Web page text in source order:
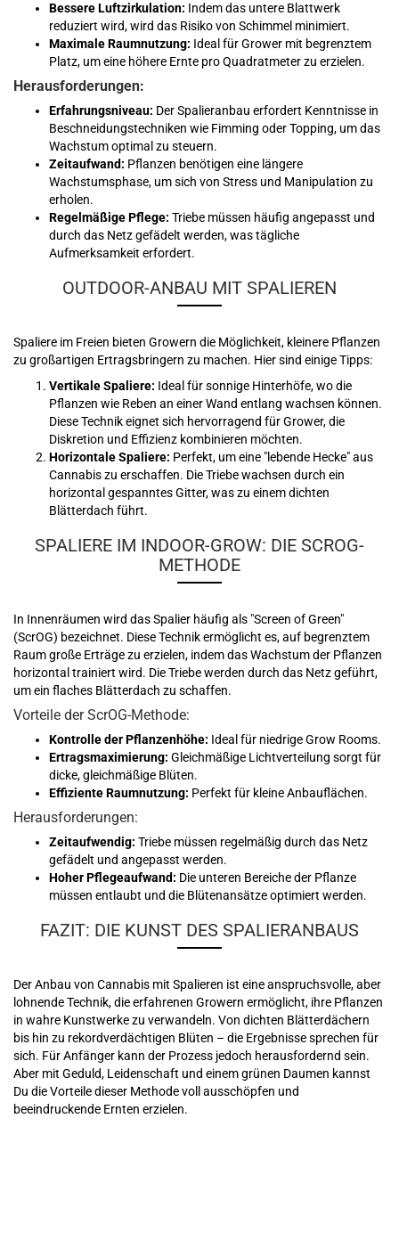
Bessere Luftzirkulation: Indem das untere Blattwerk
reduziert wird, wird das Risiko von Schimmel minimiert.
Maximale Raumnutzung: Ideal für Grower mit begrenztem
Platz, um eine höhere Ernte pro Quadratmeter zu erzielen.
Herausforderungen:
Erfahrungsniveau: Der Spalieranbau erfordert Kenntnisse in
Beschneidungstechniken wie Fimming oder Topping, um das
Wachstum optimal zu steuern.
Zeitaufwand: Pflanzen benötigen eine längere
Wachstumsphase, um sich von Stress und Manipulation zu
erholen.
Regelmäßige Pflege: Triebe müssen häufig angepasst und
durch das Netz gefädelt werden, was tägliche
Aufmerksamkeit erfordert.
OUTDOOR-ANBAU MIT SPALIEREN
Spaliere im Freien bieten Growern die Möglichkeit, kleinere Pflanzen
zu großartigen Ertragsbringern zu machen. Hier sind einige Tipps:
Vertikale Spaliere: Ideal für sonnige Hinterhöfe, wo die
Pflanzen wie Reben an einer Wand entlang wachsen können.
Diese Technik eignet sich hervorragend für Grower, die
Diskretion und Effizienz kombinieren möchten.
Horizontale Spaliere: Perfekt, um eine "lebende Hecke" aus
Cannabis zu erschaffen. Die Triebe wachsen durch ein
horizontal gespanntes Gitter, was zu einem dichten
Blätterdach führt.
SPALIERE IM INDOOR-GROW: DIE SCROG-
METHODE
In Innenräumen wird das Spalier häufig als "Screen of Green"
(ScrOG) bezeichnet. Diese Technik ermöglicht es, auf begrenztem
Raum große Erträge zu erzielen, indem das Wachstum der Pflanzen
horizontal trainiert wird. Die Triebe werden durch das Netz geführt,
um ein flaches Blätterdach zu schaffen.
Vorteile der ScrOG-Methode:
Kontrolle der Pflanzenhöhe: Ideal für niedrige Grow Rooms.
Ertragsmaximierung: Gleichmäßige Lichtverteilung sorgt für
dicke, gleichmäßige Blüten.
Effiziente Raumnutzung: Perfekt für kleine Anbauflächen.
Herausforderungen:
Zeitaufwendig: Triebe müssen regelmäßig durch das Netz
gefädelt und angepasst werden.
Hoher Pflegeaufwand: Die unteren Bereiche der Pflanze
müssen entlaubt und die Blütenansätze optimiert werden.
FAZIT: DIE KUNST DES SPALIERANBAUS
Der Anbau von Cannabis mit Spalieren ist eine anspruchsvolle, aber
lohnende Technik, die erfahrenen Growern ermöglicht, ihre Pflanzen
in wahre Kunstwerke zu verwandeln. Von dichten Blätterdächern
bis hin zu rekordverdächtigen Blüten – die Ergebnisse sprechen für
sich. Für Anfänger kann der Prozess jedoch herausfordernd sein.
Aber mit Geduld, Leidenschaft und einem grünen Daumen kannst
Du die Vorteile dieser Methode voll ausschöpfen und
beeindruckende Ernten erzielen.